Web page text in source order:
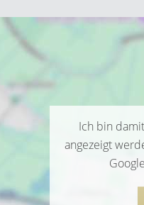
Ich bin
angezeigt